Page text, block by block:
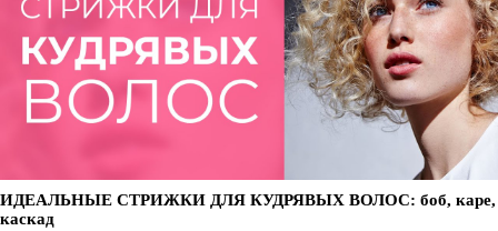
ИДЕАЛЬНЫЕ СТРИЖКИ ДЛЯ КУДРЯВЫХ ВОЛОС: боб, каре,
каскад